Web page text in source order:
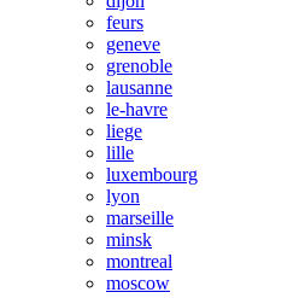
feurs
geneve
grenoble
lausanne
le-havre
liege
lille
luxembourg
lyon
marseille
minsk
montreal
moscow